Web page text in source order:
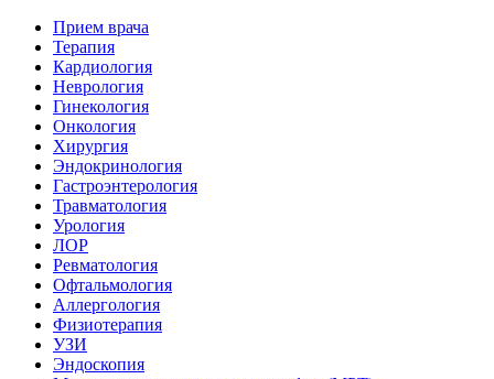
Прием врача
Терапия
Кардиология
Неврология
Гинекология
Онкология
Хирургия
Эндокринология
Гастроэнтерология
Травматология
Урология
ЛОР
Ревматология
Офтальмология
Аллергология
Физиотерапия
УЗИ
Эндоскопия